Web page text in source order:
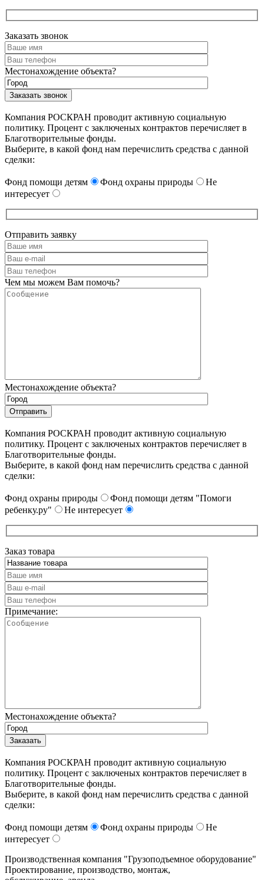
Заказать звонок
Местонахождение объекта?
Компания РОСКРАН проводит активную социальную
политику. Процент с заключеных контрактов перечисляет в
Благотворительные фонды.
Выберите, в какой фонд нам перечислить средства с данной
сделки:
Фонд помощи детям Фонд охраны природы
Не
интересует
Отправить заявку
Чем мы можем Вам помочь?
Местонахождение объекта?
Компания РОСКРАН проводит активную социальную
политику. Процент с заключеных контрактов перечисляет в
Благотворительные фонды.
Выберите, в какой фонд нам перечислить средства с данной
сделки:
Фонд охраны природы
Фонд помощи детям "Помоги
ребенку.ру"
Не интересует
Заказ товара
Примечание:
Местонахождение объекта?
Компания РОСКРАН проводит активную социальную
политику. Процент с заключеных контрактов перечисляет в
Благотворительные фонды.
Выберите, в какой фонд нам перечислить средства с данной
сделки:
Фонд помощи детям Фонд охраны природы
Не
интересует
Производственная компания "Грузоподъемное оборудование"
Проектирование, производство, монтаж,